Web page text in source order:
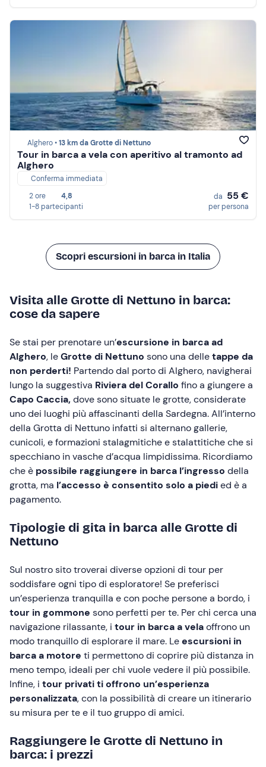
Alghero •13 km da Grotte di Nettuno
Tour in barca a vela con aperitivo al tramonto ad
Alghero
Conferma immediata
2 ore
4,8
1-8 partecipanti
da 55 €
per persona
Scopri escursioni in barca in Italia
Visita alle Grotte di Nettuno in barca:
cose da sapere
Se stai per prenotare un’escursione in barca ad
Alghero, leGrotte di Nettuno sono una delletappe da
non perderti! Partendo dal porto di Alghero, navigherai
lungo la suggestiva Riviera del Corallo fino a giungere a
Capo Caccia,dove sono situate le grotte,considerate
uno dei luoghi più affascinanti della Sardegna. All’interno
della Grotta di Nettuno infatti si alternano gallerie,
cunicoli, e formazioni stalagmitiche e stalattitiche che si
specchiano in vasche d’acqua limpidissima. Ricordiamo
che è possibile raggiungere in barca l’ingresso della
grotta, ma l’accesso è consentito solo a piedied è a
pagamento.
Tipologie di gita in barca alle Grotte di
Nettuno
Sul nostro sito troverai diverse opzioni di tour per
soddisfare ogni tipo di esploratore! Se preferisci
un’esperienza tranquilla e con poche persone a bordo, i
tour in gommone sono perfetti per te. Per chi cerca una
navigazione rilassante, i tour in barca a velaoffrono un
modo tranquillo di esplorare il mare. Leescursioni in
barca a motore ti permettono di coprire più distanza in
meno tempo, ideali per chi vuole vedere il più possibile.
Infine, i tour privati ti offrono un’esperienza
personalizzata, con la possibilità di creare un itinerario
su misura per te e il tuo gruppo di amici.
Raggiungere le Grotte di Nettuno in
barca: i prezzi